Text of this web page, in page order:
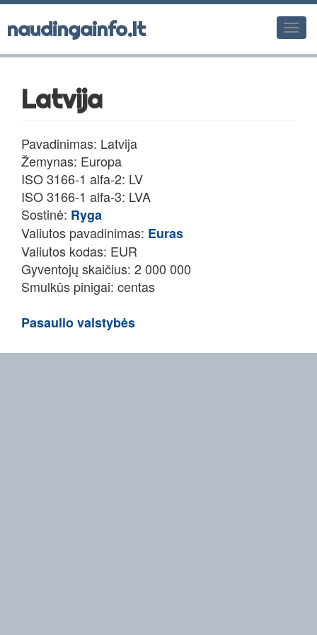
naudingainfo.lt
Latvija
Pavadinimas: Latvija
Žemynas: Europa
ISO 3166-1 alfa-2: LV
ISO 3166-1 alfa-3: LVA
Sostinė: Ryga
Valiutos pavadinimas: Euras
Valiutos kodas: EUR
Gyventojų skaičius: 2 000 000
Smulkūs pinigai: centas
Pasaulio valstybės